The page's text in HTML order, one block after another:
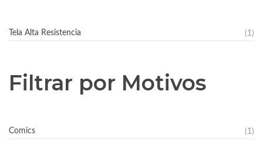
Tela Alta Resistencia (1)
Filtrar por Motivos
Comics (1)